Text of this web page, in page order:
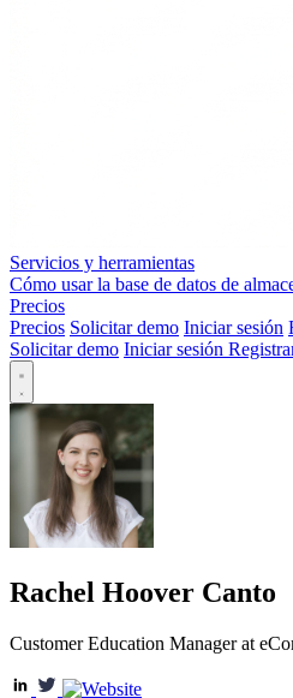
Servicios y herramientas
Cómo usar la base de datos de
Precios
Precios Solicitar demo Iniciar sesión
Solicitar demo Iniciar sesión
Rachel Hoover Canto
Customer Education Manager at